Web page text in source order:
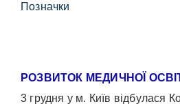
Позначки
РОЗВИТОК МЕДИЧНОЇ
3 грудня у м. Київ відбулася